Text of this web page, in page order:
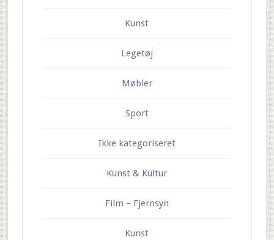
Kunst
Legetøj
Møbler
Sport
Ikke kategoriseret
Kunst & Kultur
Film – Fjernsyn
Kunst